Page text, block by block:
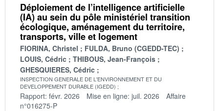
Déploiement de l’intelligence artificielle
(IA) au sein du pôle ministériel transition
écologique, aménagement du territoire,
transports, ville et logement
FIORINA, Christel
FULDA, Bruno (CGEDD-TEC)
LOUIS, Cédric
THIBOUS, Jean-François
GHESQUIERES, Cédric
INSPECTION GENERALE DE L'ENVIRONNEMENT ET DU
DEVELOPPEMENT DURABLE (IGEDD)
Rapport: févr. 2026 Mise en ligne: juil. 2026
Affaire
n°016275-P